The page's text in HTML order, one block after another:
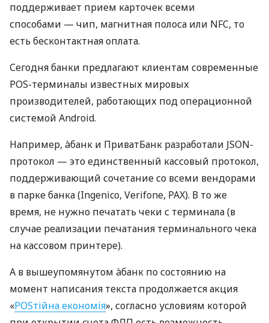
поддерживает прием карточек всеми
способами — чип, магнитная полоса или NFC, то
есть бесконтактная оплата.
Сегодня банки предлагают клиентам современные
POS-терминалы известных мировых
производителей, работающих под операционной
системой Android.
Например, àбанк и ПриватБанк разработали JSON-
протокол — это единственный кассовый протокол,
поддерживающий сочетание со всеми вендорами
в парке банка (Ingenico, Verifone, PAX). В то же
время, не нужно печатать чеки с терминала (в
случае реализации печатания терминального чека
на кассовом принтере).
А в вышеупомянутом àбанк по состоянию на
момент написания текста продолжается акция
«POSтійна економія», согласно условиям которой